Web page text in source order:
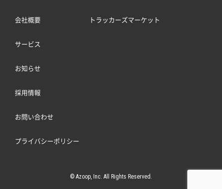
会社概要
サービス
お知らせ
採用情報
お問い合わせ
プライバシーポリシー
トラッカーズマーケット
© Azoop, Inc. All Rights Reserved.